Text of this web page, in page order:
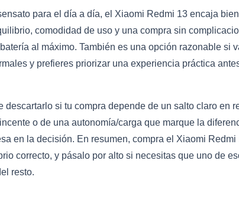
para el día a día, el Xiaomi Redmi 13 encaja
comodidad de uso y una compra sin
al máximo. También es una opción razonable si
y prefieres priorizar una experiencia práctica
descartarlo si tu compra depende de un salto claro en
o de una autonomía/carga que marque la
en la decisión. En resumen, compra el Xiaomi
correcto, y pásalo por alto si necesitas que uno de
resto.